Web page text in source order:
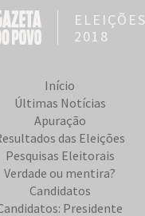
ELEIÇÕES
2018
Início
Últimas Notícias
Apuração
das Eleições
Pesquisas Eleitorais
Verdade ou mentira?
Candidatos
Presidente